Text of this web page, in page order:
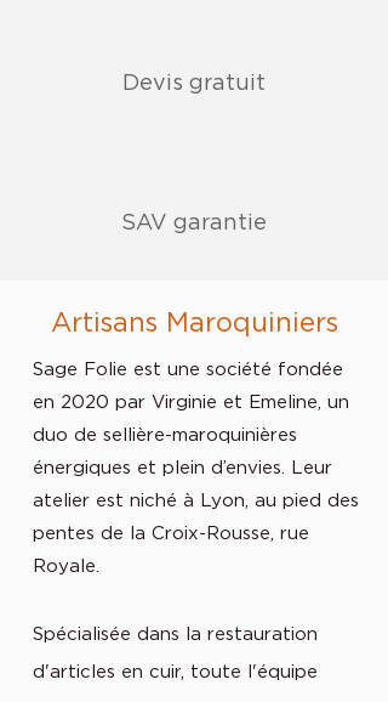
Devis gratuit
SAV garantie
Artisans Maroquiniers
Sage Folie est une société fondée
en 2020 par Virginie et Emeline, un
duo de sellière-maroquinières
énergiques et plein d’envies. Leur
atelier est niché à Lyon, au pied des
pentes de la Croix-Rousse, rue
Royale.
Spécialisée dans la restauration
d'articles en cuir, toute l'équipe